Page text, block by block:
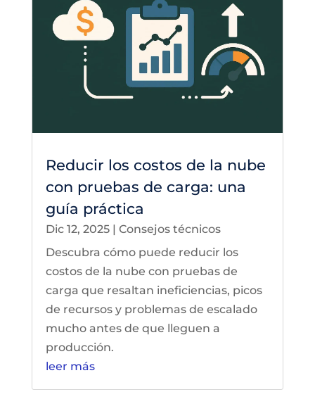
Reducir los costos de la nube
con pruebas de carga: una
guía práctica
Dic 12, 2025| Consejos técnicos
Descubra cómo puede reducir los
costos de la nube con pruebas de
carga que resaltan ineficiencias, picos
de recursos y problemas de escalado
mucho antes de que lleguen a
producción.
leer más